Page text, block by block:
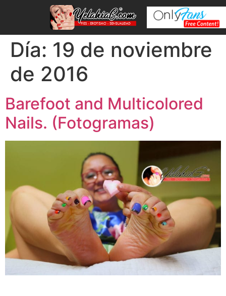
Día: 19 de noviembre
de 2016
Barefoot and Multicolored
Nails. (Fotogramas)